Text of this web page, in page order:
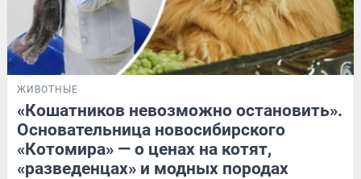
ЖИВОТНЫЕ
«Кошатников невозможно остановить».
Основательница новосибирского
«Котомира» — о ценах на котят,
«разведенцах» и модных породах